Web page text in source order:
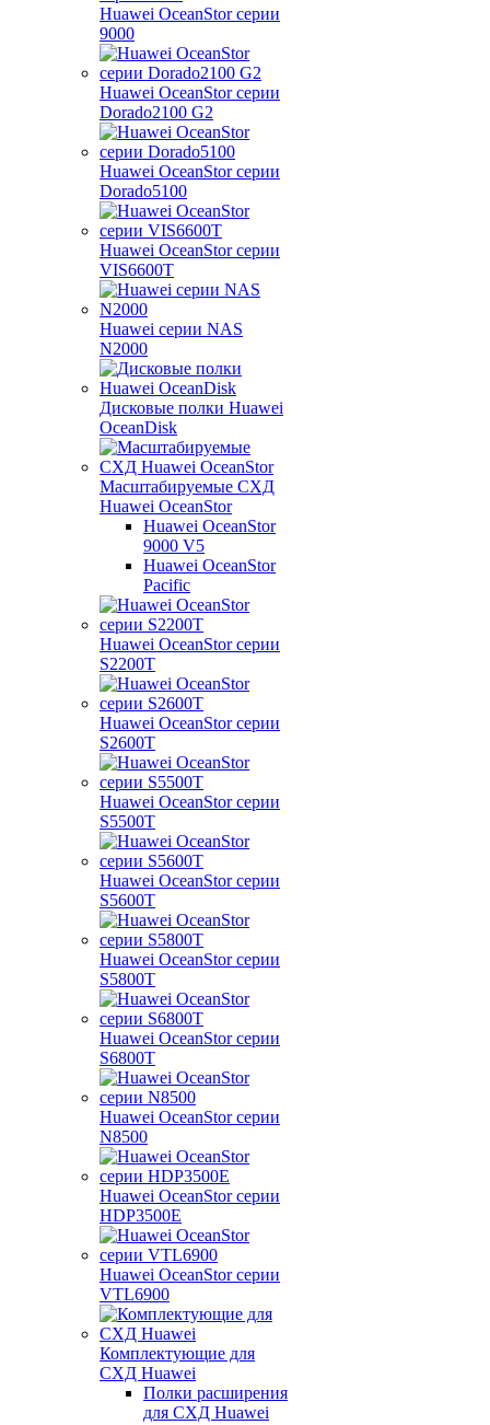
Huawei OceanStor серии
9000
Huawei OceanStor серии
Dorado2100 G2
Huawei OceanStor серии
Dorado5100
Huawei OceanStor серии
VIS6600T
Huawei серии NAS
N2000
Дисковые полки Huawei
OceanDisk
Масштабируемые СХД
Huawei OceanStor
Huawei OceanStor
9000 V5
Huawei OceanStor
Pacific
Huawei OceanStor серии
S2200T
Huawei OceanStor серии
S2600T
Huawei OceanStor серии
S5500T
Huawei OceanStor серии
S5600T
Huawei OceanStor серии
S5800T
Huawei OceanStor серии
S6800T
Huawei OceanStor серии
N8500
Huawei OceanStor серии
HDP3500E
Huawei OceanStor серии
VTL6900
Комплектующие для
СХД Huawei
Полки расширения
для СХД Huawei